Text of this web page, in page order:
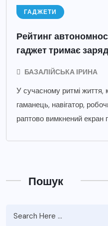
ГАДЖЕТИ
Рейтинг
гаджет тримає
БАЗАЛІЙСЬКА ІРИНА
У сучасному ритмі
гаманець, навігатор,
раптово вимкнений екран
Пошук